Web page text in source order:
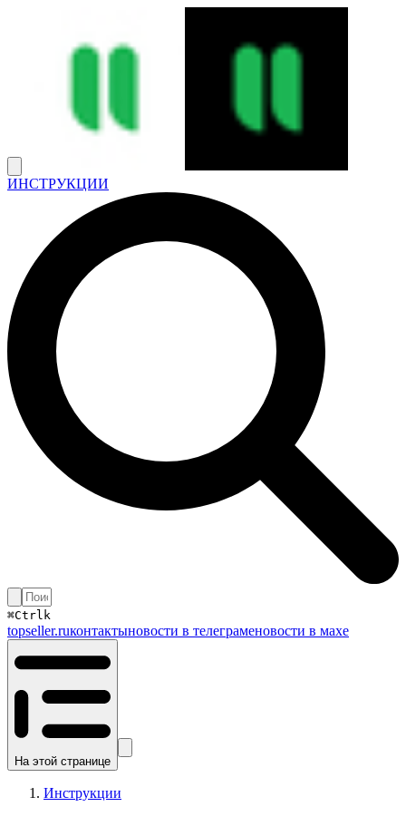
ИНСТРУКЦИИ
⌘Ctrl k
topseller.ruконтактыновости в телеграменовости в махе
На этой странице
Инструкции